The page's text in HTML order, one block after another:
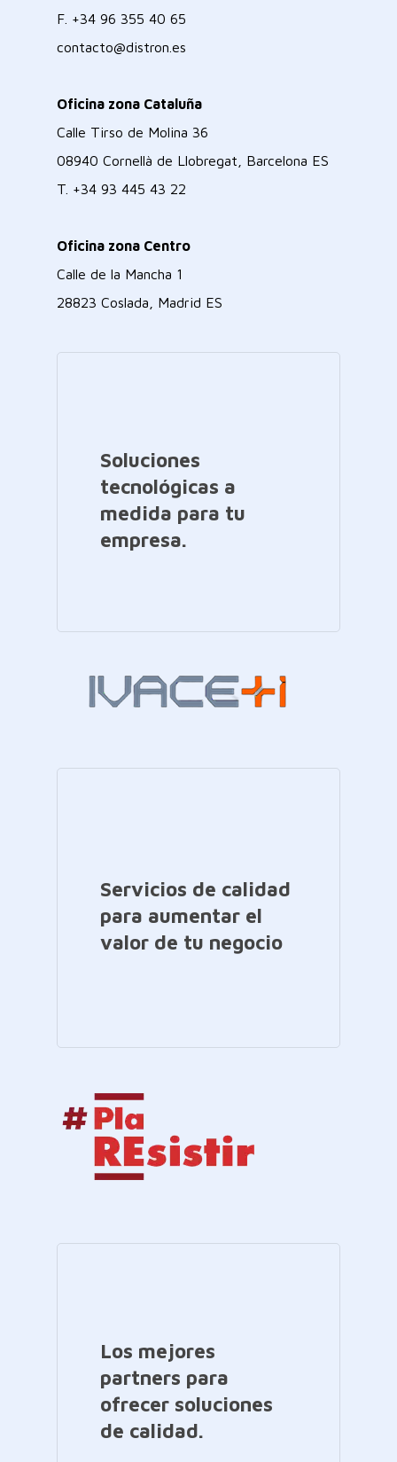
F. +34 96 355 40 65
contacto@distron.es
Oficina zona Cataluña
Calle Tirso de Molina 36
08940 Cornellà de Llobregat, Barcelona ES
T. +34 93 445 43 22
Oficina zona Centro
Calle de la Mancha 1
28823 Coslada, Madrid ES
Soluciones
tecnológicas a
medida para tu
empresa.
Servicios de calidad
para aumentar el
valor de tu negocio
Los mejores
partners para
ofrecer soluciones
de calidad.